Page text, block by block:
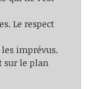
Le respect
imprévus.
sur le plan